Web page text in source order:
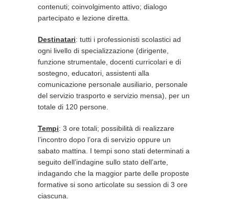
contenuti; coinvolgimento attivo; dialogo
partecipato e lezione diretta.
Destinatari: tutti i professionisti scolastici ad
ogni livello di specializzazione (dirigente,
funzione strumentale, docenti curricolari e di
sostegno, educatori, assistenti alla
comunicazione personale ausiliario, personale
del servizio trasporto e servizio mensa), per un
totale di 120 persone.
Tempi: 3 ore totali; possibilità di realizzare
l’incontro dopo l’ora di servizio oppure un
sabato mattina. I tempi sono stati determinati a
seguito dell’indagine sullo stato dell’arte,
indagando che la maggior parte delle proposte
formative si sono articolate su session di 3 ore
ciascuna.